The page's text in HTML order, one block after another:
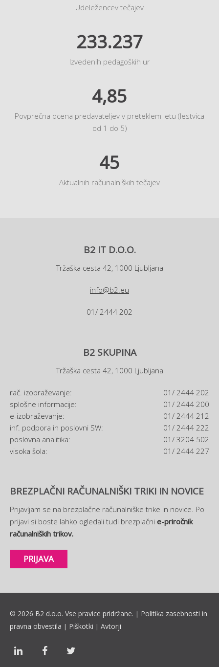
Udeležencev tečajev
233.237
Izvedenih pedagoških ur
4,85
Povprečna ocena predavateljev v preteklem letu (lestvica
od 1 do 5)
45
Aktualnih računalniških tečajev
B2 IT D.O.O.
Tržaška cesta 42, 1000 Ljubljana
info@b2.eu
01/ 2444 202
B2 SKUPINA
Tržaška cesta 42, 1000 Ljubljana
rač. izobraževanje:
01/ 2444 202
splošne informacije:
01/ 2444 200
e-izobraževanje:
01/ 2444 212
inf. podpora in poslovni SW:
01/ 2444 222
poslovna analitika:
01/ 3204 502
visoka šola:
01/ 2444 227
BREZPLAČNI RAČUNALNIŠKI TRIKI IN NOVICE
Prijavljam se na brezplačne računalniške trike in novice. Po
prijavi si boste lahko ogledali tudi brezplačni e-priročnik
računalniških trikov.
PRIJAVA
© 2026 B2 d.o.o. Vse pravice pridržane. | Politika zasebnosti in
pravna obvestila | Piškotki | Avtorji